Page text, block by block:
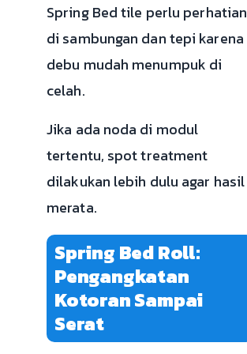
Spring Bed tile perlu perhatian
di sambungan dan tepi karena
debu mudah menumpuk di
celah.
Jika ada noda di modul
tertentu, spot treatment
dilakukan lebih dulu agar hasil
merata.
Spring Bed Roll:
Pengangkatan
Kotoran Sampai
Serat